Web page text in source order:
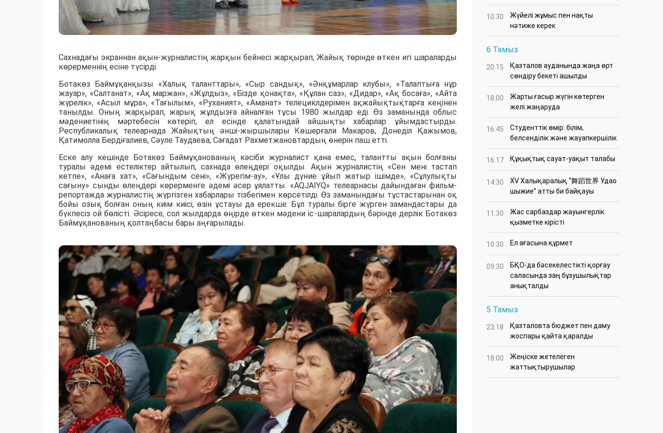
Сахнадағы экраннан ақын-журналистің жарқын бейнесі жарқырап, Жайық төрінде өткен игі шараларды
көрерменнің есіне түсірді.
Ботакөз Баймұқанқызы «Халық таланттары», «Сыр сандық», «Әнқұмарлар клубы», «Талаптыға нұр
жауар», «Салтанат», «Ақ маржан», «Жұлдыз», «Бізде қонақта», «Құлан саз», «Дидар», «Ақ босаға», «Айта
жүрелік», «Асыл мұра», «Тағылым», «Руханият», «Аманат» телециклдерімен ақжайықтықтарға кеңінен
танылды. Оның жарқырап, жарық жұлдызға айналған тұсы 1980 жылдар еді. Өз заманында облыс
мәдениетінің мәртебесін көтеріп, ел есінде қалатындай айшықты хабарлар ұйымдастырды.
Республикалық телеарнада Жайықтың әнші-жыршылары Көшерғали Макаров, Донеділ Қажымов,
Қатимолла Бердіғалиев, Сәуле Таудаева, Сағадат Рахметжановтардың өнерін паш етті.
Еске алу кешінде Ботакөз Баймұқанованың кәсіби журналист қана емес, талантты ақын болғаны
туралы әдемі естеліктер айтылып, сахнада өлеңдері оқылды. Ақын журналистің «Сен мені тастап
кетпе», «Анаға хат», «Сағындым сені», «Жүрегім-ау», «Ұлы дүние ұйып жатыр ішімде», «Сұлулықты
сағыну» сынды өлеңдері көрерменге әдемі әсер ұялатты. «AQJAIYQ» телеарнасы дайындаған фильм-
репортажда журналистің жүргізген хабарлары тізбегімен көрсетілді. Өз заманындағы тұстастарынан оқ
бойы озық болған оның киім киісі, өзін ұстауы да ерекше. Бұл туралы бірге жүрген замандастары да
бүкпесіз ой бөлісті. Әсіресе, сол жылдарда өңірде өткен мәдени іс-шаралардың бәрінде дерлік Ботакөз
Баймұқанованың қолтаңбасы бары аңғарылады.
10:30
Жүйелі жұмыс пен нақты
нәтиже керек
6 Тамыз
20:15
Қазталов ауданында жаңа өрт
сөндіру бекеті ашылды
18:00
Жарты ғасыр жүгін көтерген
желі жаңаруда
16:45
Студенттік өмір: білім,
белсенділік және жауапкершілік
16:17 Құқықтық сауат-уақыт талабы
14:30
XV Халықаралық “舞蹈世界 Удао
шыжие” атты би байқауы
11:30
Жас сарбаздар жауынгерлік
қызметке кірісті
10:30 Ел ағасына құрмет
09:30
БҚО-да бәсекелестікті қорғау
саласында заң бұзушылықтар
анықталды
5 Тамыз
23:18
Қазталовта бюджет пен даму
жоспары қайта қаралды
18:00
Жеңіске жетелеген
жаттықтырушылар